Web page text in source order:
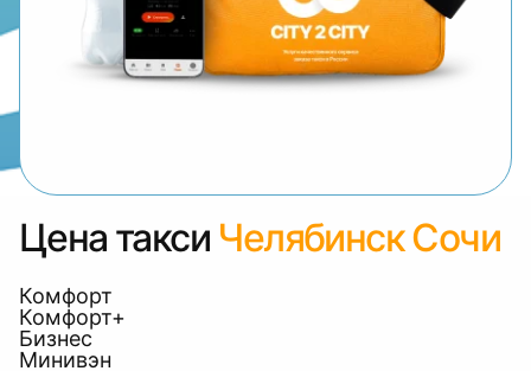
Цена такси Челябинск Сочи
Комфорт
Комфорт+
Бизнес
Минивэн